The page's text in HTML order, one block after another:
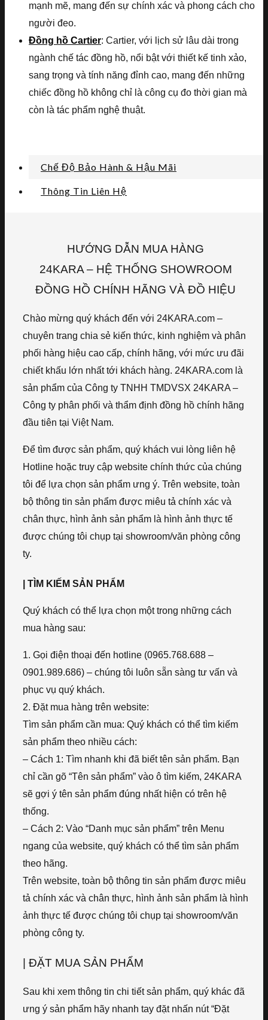
mạnh mẽ, mang đến sự chính xác và phong cách cho
người đeo.
Đồng hồ Cartier: Cartier, với lịch sử lâu dài trong
ngành chế tác đồng hồ, nổi bật với thiết kế tinh xảo,
sang trọng và tính năng đỉnh cao, mang đến những
chiếc đồng hồ không chỉ là công cụ đo thời gian mà
còn là tác phẩm nghệ thuật.
Chế Độ Bảo Hành & Hậu Mãi
Thông Tin Liên Hệ
HƯỚNG DẪN MUA HÀNG
24KARA – HỆ THỐNG SHOWROOM
ĐỒNG HỒ CHÍNH HÃNG VÀ ĐỒ HIỆU
Chào mừng quý khách đến với 24KARA.com –
chuyên trang chia sẻ kiến thức, kinh nghiệm và phân
phối hàng hiệu cao cấp, chính hãng, với mức ưu đãi
chiết khấu lớn nhất tới khách hàng. 24KARA.com là
sản phẩm của Công ty TNHH TMDVSX 24KARA –
Công ty phân phối và thẩm định đồng hồ chính hãng
đầu tiên tại Việt Nam.
Để tìm được sản phẩm, quý khách vui lòng liên hệ
Hotline hoặc truy cập website chính thức của chúng
tôi để lựa chọn sản phẩm ưng ý. Trên website, toàn
bộ thông tin sản phẩm được miêu tả chính xác và
chân thực, hình ảnh sản phẩm là hình ảnh thực tế
được chúng tôi chụp tại showroom/văn phòng công
ty.
| TÌM KIẾM SẢN PHẨM
Quý khách có thể lựa chọn một trong những cách
mua hàng sau:
1. Gọi điện thoại đến hotline (0965.768.688 –
0901.989.686) – chúng tôi luôn sẵn sàng tư vấn và
phục vụ quý khách.
2. Đặt mua hàng trên website:
Tìm sản phẩm cần mua: Quý khách có thể tìm kiếm
sản phẩm theo nhiều cách:
– Cách 1: Tìm nhanh khi đã biết tên sản phẩm. Bạn
chỉ cần gõ “Tên sản phẩm” vào ô tìm kiếm, 24KARA
sẽ gợi ý tên sản phẩm đúng nhất hiện có trên hệ
thống.
– Cách 2: Vào “Danh mục sản phẩm” trên Menu
ngang của website, quý khách có thể tìm sản phẩm
theo hãng.
Trên website, toàn bộ thông tin sản phẩm được miêu
tả chính xác và chân thực, hình ảnh sản phẩm là hình
ảnh thực tế được chúng tôi chụp tại showroom/văn
phòng công ty.
| ĐẶT MUA SẢN PHẨM
Sau khi xem thông tin chi tiết sản phẩm, quý khác đã
ưng ý sản phẩm hãy nhanh tay đặt nhấn nút “Đặt